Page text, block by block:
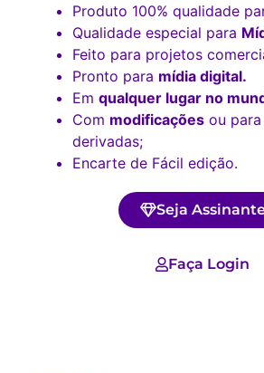
Produto 100% qualidade
Qualidade especial para
Feito para projetos
Pronto para mídia digital.
Em qualquer lugar no
Com modificações ou
derivadas;
Encarte de Fácil edição.
Seja
Faça Login